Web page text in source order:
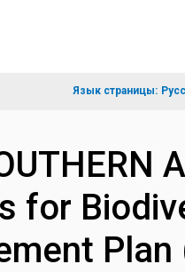
Язык страницы:
for